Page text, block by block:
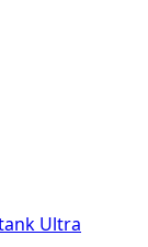
Ultra